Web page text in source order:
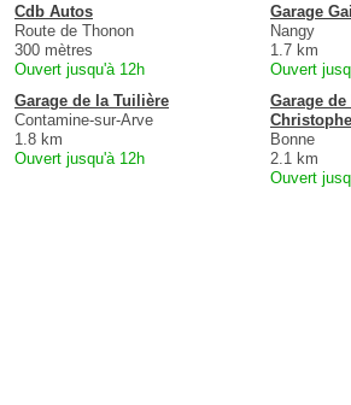
Cdb Autos
Route de Thonon
300 mètres
Ouvert jusqu'à 12h
Garage
Nangy
1.7 km
Ouvert
Garage de la Tuilière
Contamine-sur-Arve
1.8 km
Ouvert jusqu'à 12h
Garage de
Christophe
Bonne
2.1 km
Ouvert